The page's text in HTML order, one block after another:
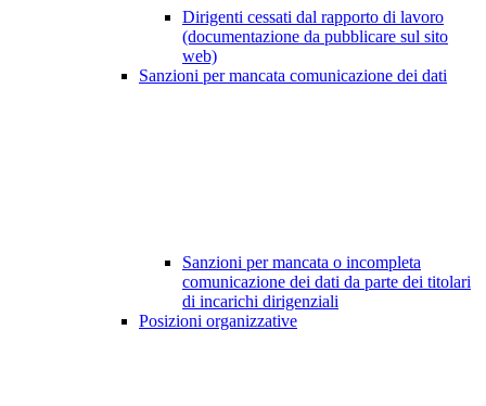
Dirigenti cessati dal rapporto di lavoro
(documentazione da pubblicare sul sito
web)
Sanzioni per mancata comunicazione dei dati
Sanzioni per mancata o incompleta
comunicazione dei dati da parte dei titolari
di incarichi dirigenziali
Posizioni organizzative